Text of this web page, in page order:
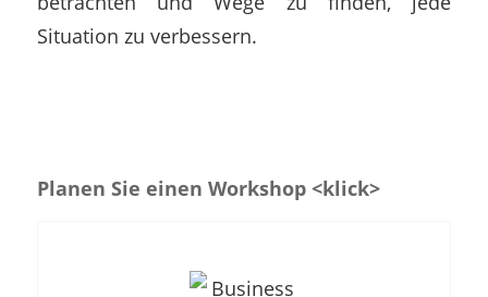
Situation zu verbessern.
Planen Sie einen Workshop <klick>